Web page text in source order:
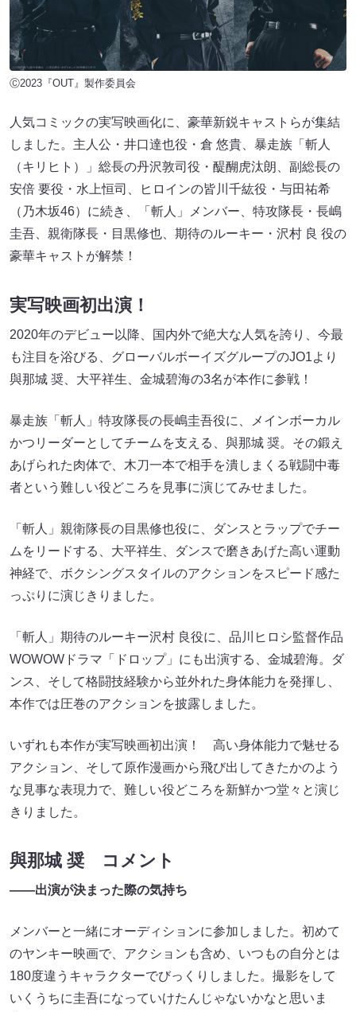
Ⓒ2023『OUT』製作委員会
人気コミックの実写映画化に、豪華新鋭キャストらが集結
しました。主人公・井口達也役・倉 悠貴、暴走族「斬人
（キリヒト）」総長の丹沢敦司役・醍醐虎汰朗、副総長の
安倍 要役・水上恒司、ヒロインの皆川千紘役・与田祐希
（乃木坂46）に続き、「斬人」メンバー、特攻隊長・長嶋
圭吾、親衛隊長・目黒修也、期待のルーキー・沢村 良 役の
豪華キャストが解禁！
実写映画初出演！
2020年のデビュー以降、国内外で絶大な人気を誇り、今最
も注目を浴びる、グローバルボーイズグループのJO1より
與那城 奨、大平祥生、金城碧海の3名が本作に参戦！
暴走族「斬人」特攻隊長の長嶋圭吾役に、メインボーカル
かつリーダーとしてチームを支える、與那城 奨。その鍛え
あげられた肉体で、木刀一本で相手を潰しまくる戦闘中毒
者という難しい役どころを見事に演じてみせました。
「斬人」親衛隊長の目黒修也役に、ダンスとラップでチー
ムをリードする、大平祥生、ダンスで磨きあげた高い運動
神経で、ボクシングスタイルのアクションをスピード感た
っぷりに演じきりました。
「斬人」期待のルーキー沢村 良役に、品川ヒロシ監督作品
WOWOWドラマ「ドロップ」にも出演する、金城碧海。ダ
ンス、そして格闘技経験から並外れた身体能力を発揮し、
本作では圧巻のアクションを披露しました。
いずれも本作が実写映画初出演！ 高い身体能力で魅せる
アクション、そして原作漫画から飛び出してきたかのよう
な見事な表現力で、難しい役どころを新鮮かつ堂々と演じ
きりました。
與那城 奨 コメント
――出演が決まった際の気持ち
メンバーと一緒にオーディションに参加しました。初めて
のヤンキー映画で、アクションも含め、いつもの自分とは
180度違うキャラクターでびっくりしました。撮影をして
いくうちに圭吾になっていけたんじゃないかなと思いま